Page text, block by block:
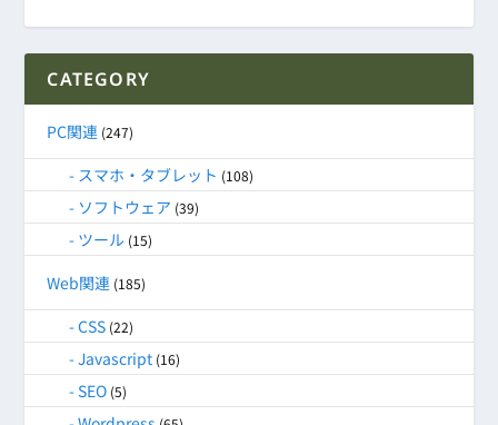
CATEGORY
PC関連 (247)
スマホ・タブレット (108)
ソフトウェア (39)
ツール (15)
Web関連 (185)
CSS (22)
Javascript (16)
SEO (5)